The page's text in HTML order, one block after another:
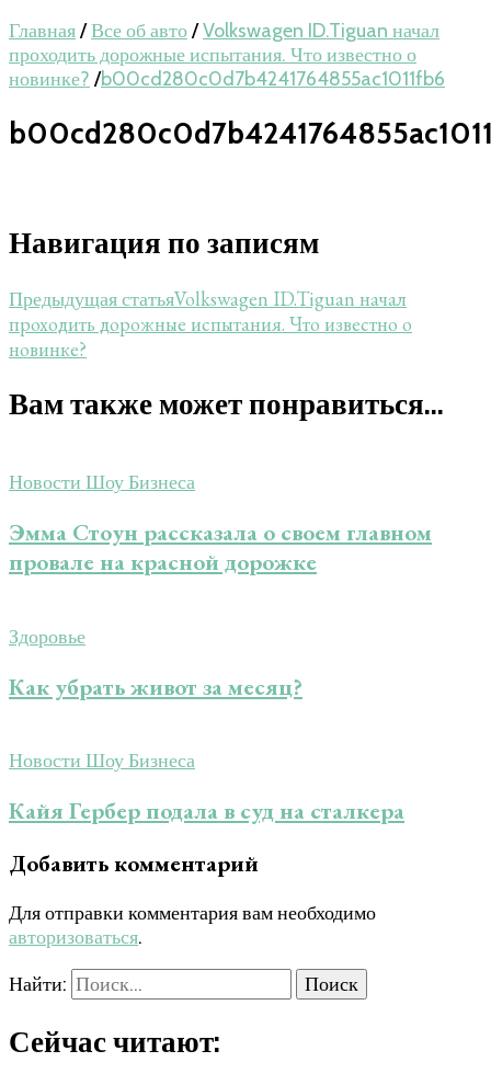
Главная/Все об авто/Volkswagen ID.Tiguan начал
проходить дорожные испытания. Что известно о
новинке? /b00cd280c0d7b4241764855ac1011fb6
Навигация по записям
Предыдущая статьяVolkswagen ID.Tiguan начал
проходить дорожные испытания. Что известно о
новинке?
Вам также может понравиться...
Новости Шоу Бизнеса
Эмма Стоун рассказала о своем главном
провале на красной дорожке
Здоровье
Как убрать живот за месяц?
Новости Шоу Бизнеса
Кайя Гербер подала в суд на сталкера
Добавить комментарий
Для отправки комментария вам необходимо
авторизоваться.
Найти:
Сейчас читают: